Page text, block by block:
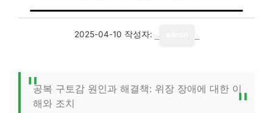
2025-04-10 작성자:
공복 구토감 원인과 해결책: 위장 장애에 대한 이
해와 조치